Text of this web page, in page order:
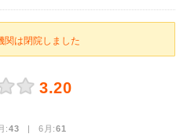
関は閉院しました
3.20
:43 | 6月:61